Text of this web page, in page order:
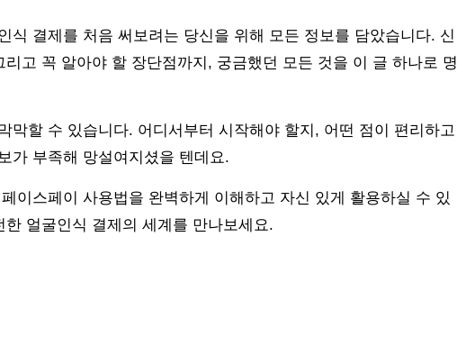
식 결제를 처음 써보려는 당신을 위해 모든 정보를 담았습니다. 신
고 꼭 알아야 할 장단점까지, 궁금했던 모든 것을 이 글 하나로 명
막할 수 있습니다. 어디서부터 시작해야 할지, 어떤 점이 편리하고
가 부족해 망설여지셨을 텐데요.
이스페이 사용법을 완벽하게 이해하고 자신 있게 활용하실 수 있
얼굴인식 결제의 세계를 만나보세요.